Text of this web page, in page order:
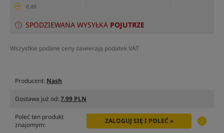
0,80
SPODZIEWANA WYSYŁKA POJUTRZE
Wszystkie podane ceny zawierają podatek VAT
Producent: Nash
Dostawa już od:7.99 PLN
Poleć ten produkt
znajomym:
ZALOGUJ SIĘ I POLEĆ »